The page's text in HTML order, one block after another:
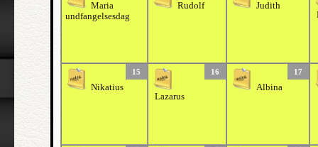
Maria
undfangelsesdag
Rudolf
Judith
15
Nikatius
16
Lazarus
17
Albina